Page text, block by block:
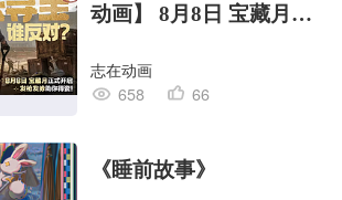
动画】 8月8日 宝藏月宣
志在动画
658
66
《睡前故事》